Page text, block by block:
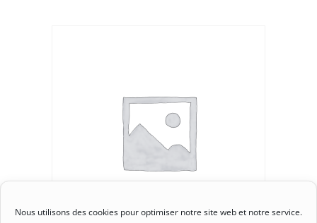
Nous utilisons des cookies pour optimiser notre site web et notre service.